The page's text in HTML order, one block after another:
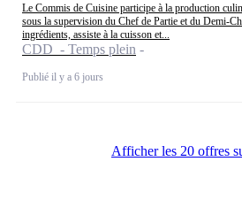
Le Commis de Cuisine participe à la production
sous la supervision du Chef de Partie et du Demi-
ingrédients, assiste à la cuisson et...
CDD - Temps plein
Publié il y a 6 jours
Afficher les 20 offres